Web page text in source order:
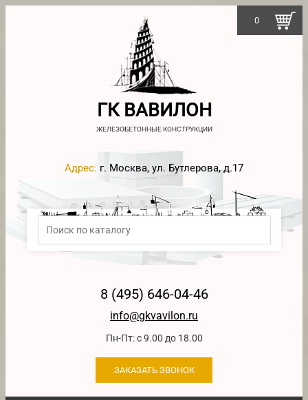
ГК ВАВИЛОН
ЖЕЛЕЗОБЕТОННЫЕ КОНСТРУКЦИИ
Адрес: г. Москва, ул. Бутлерова, д.17
8 (495) 646-04-46
info@gkvavilon.ru
Пн-Пт: с 9.00 до 18.00
ЗАКАЗАТЬ ЗВОНОК
0